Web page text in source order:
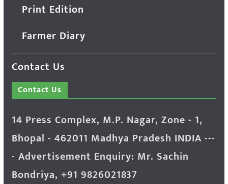
Print Edition
Farmer Diary
Contact Us
Contact Us
14 Press Complex, M.P. Nagar, Zone - 1,
Bhopal - 462011 Madhya Pradesh INDIA ---
- Advertisement Enquiry: Mr. Sachin
Bondriya, +91 9826021837